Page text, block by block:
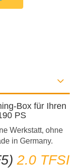
Box für Ihren
PS
Werkstatt, ohne
in Germany.
2.0 TFSI